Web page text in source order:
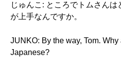
じゅんこ: ところでトムさん
が上手なんですか。
JUNKO: By the way, Tom.
Japanese?